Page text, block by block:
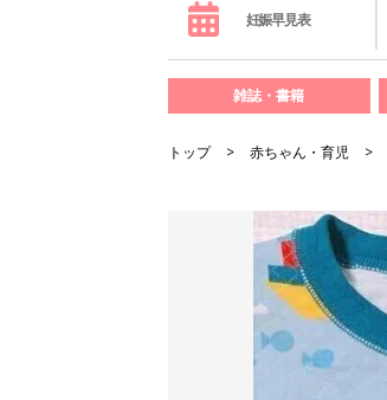
妊娠早見表
雑誌・書籍
トップ 赤ちゃん・育児